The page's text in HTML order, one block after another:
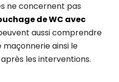
ne concernent pas
de WC avec
aussi comprendre
ainsi le
les interventions.